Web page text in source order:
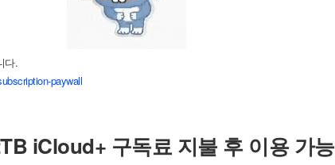
다.
paywall
iCloud+ 구독료 지불 후 이용 가능